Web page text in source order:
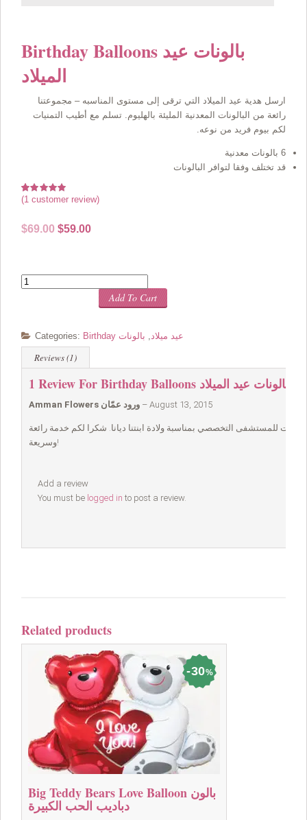
Birthday Balloons بالونات عيد
الميلاد
ارسل هدية عيد الميلاد التي ترقى إلى مستوى المناسبه – مجموعتنا
رائعة من البالونات المعدنية المليئة بالهليوم. تسلم مع أطيب التمنيات
لكم بيوم فريد من نوعه.
6 بالونات معدنية
قد تختلف وفقا لتوافر البالونات
Rated5.00
1
customer
rating
(1 customer review)
$69.00 Original
$59.00Current
Quantity
Add To Cart
Categories: Birthday عيد ميلاد بالونات
Reviews (1)
1 Review For Birthday Balloons بالونات عيد الميلاد
– August 13, 2015
للمستشفى التخصصي بمناسبة ولادة ابنتنا ديانا. شكرا لكم خدمة رائعة
وسريعة!
Add a review
You must be logged in to post a review.
Related products
30%
Big Teddy Bears Love Balloon بالون
دباديب الحب الكبيرة